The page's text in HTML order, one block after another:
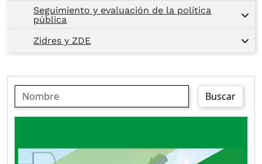
Seguimiento y evaluación de la política
pública
Zidres y ZDE
Buscar
Colombia ofrece datos e información para que